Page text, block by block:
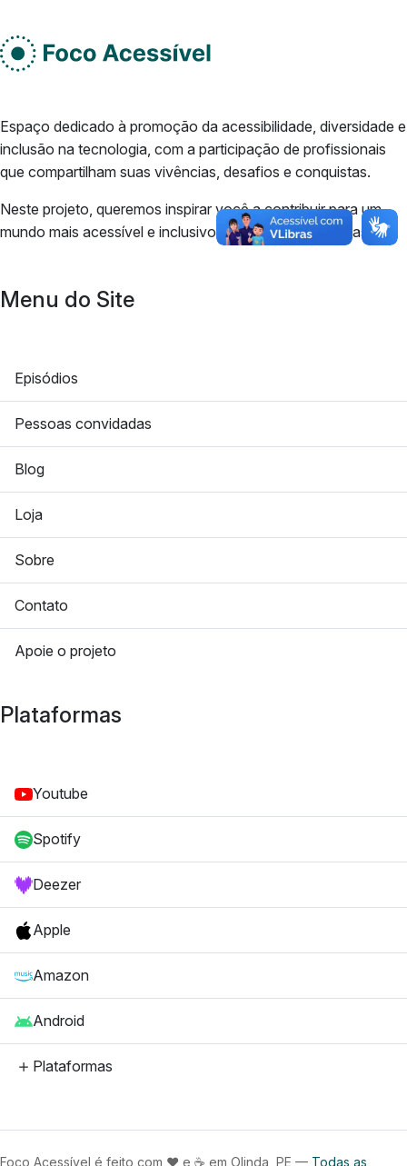
Rodape do site Do lado
Espaço dedicado à promoção da acessibilidade, diversidade e
inclusão na tecnologia, com a participação de profissionais
que compartilham suas vivências, desafios e conquistas.
Neste projeto, queremos inspirar você a contribuir para um
mundo mais acessível e inclusivo para todas as pessoas.
Menu do Site
Episódios
Pessoas convidadas
Blog
Loja
Sobre
Contato
Apoie o projeto
Plataformas
Youtube
Spotify
Deezer
Apple
Amazon
Android
Plataformas
Foco Acessível é feito com ❤️ e ☕ em Olinda, PE — Todas as